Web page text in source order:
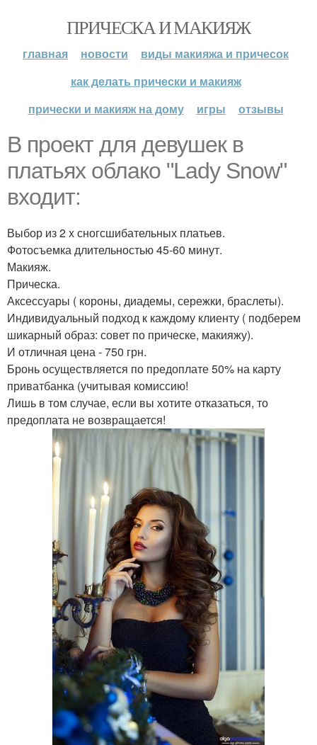
ПРИЧЕСКА И МАКИЯЖ
главная новости
виды макияжа и причесок
как делать прически и макияж
прически и макияж на дому
игры отзывы
В проект для девушек в
платьях облако "Lady Snow"
входит:
Выбор из 2 х сногсшибательных платьев.
Фотосъемка длительностью 45-60 минут.
Макияж.
Прическа.
Аксессуары ( короны, диадемы, сережки, браслеты).
Индивидуальный подход к каждому клиенту ( подберем
шикарный образ: совет по прическе, макияжу).
И отличная цена - 750 грн.
Бронь осуществляется по предоплате 50% на карту
приватбанка (учитывая комиссию!
Лишь в том случае, если вы хотите отказаться, то
предоплата не возвращается!